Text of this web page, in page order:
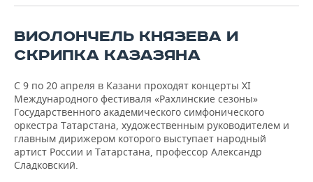
ВОЛЕЙБОЛ
КИБЕРСПОРТ
ФИГУРНОЕ КАТАНИЕ
ИСТОРИЯ
КУЛЬТУРА
МЕДИЦИНА
СЮЖЕТЫ
СПРАВОЧНИК
СПИСОК ПЕРСОН
СПИСОК КОМПАНИЙ
ПОЛНАЯ ВЕРСИЯ
ВИОЛОНЧЕЛЬ КНЯЗЕВА И
СКРИПКА КАЗАЗЯНА
С 9 по 20 апреля в Казани проходят концерты XI
Международного фестиваля «Рахлинские сезоны»
Государственного академического симфонического
оркестра Татарстана, художественным руководителем и
главным дирижером которого выступает народный
артист России и Татарстана, профессор Александр
Сладковский.